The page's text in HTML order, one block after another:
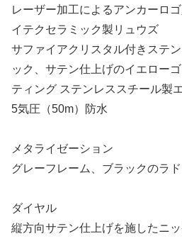
レーザー加工によるアンカーロ
イテクセラミック製リュウズ
サファイアクリスタル付きステ
ック、サテン仕上げのイエロー
ティング ステンレススチール製
5気圧（50m）防水
メタライゼーション
グレーフレーム、ブラックのラ
ダイヤル
縦方向サテン仕上げを施したニ